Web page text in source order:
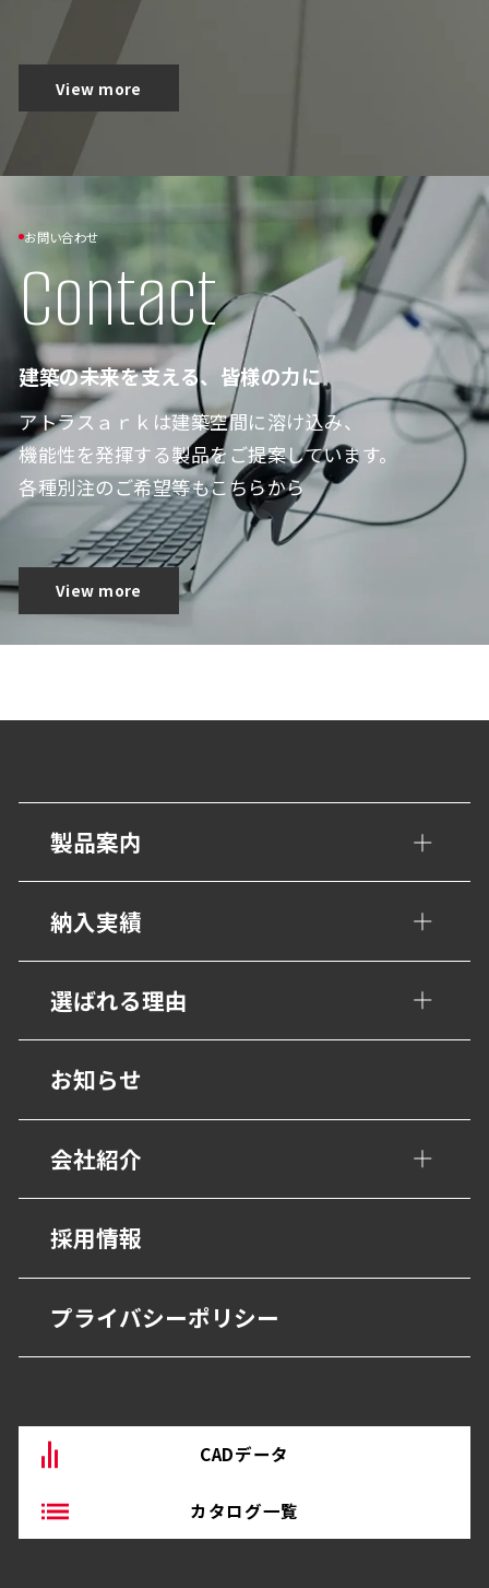
View more
お問い合わせ
Contact
建築の未来を支える、皆様の力に
アトラスａｒｋは建築空間に溶け込み、
機能性を発揮する製品をご提案しています。
各種別注のご希望等もこちらから
View more
製品案内
手すり・壁面ガード
トイレ/介護補助手すり
衝撃吸収材・保護材
階段ノンスリップ
歩行用誘導鋲・点字鋲
避難・誘導
グレーチング・側溝
抗菌・抗ウイルス技術
BEP・ステンレス仕上げ
納入実績
公共・文化施設
学校・教育施設
幼保・子育て施設
医療施設
福祉・高齢者施設
宿泊・観光施設
商業・オフィス施設
物流・産業施設
選ばれる理由
設計事務所の皆様へ
お知らせ
会社紹介
会社概要
営業所
沿革
採用情報
プライバシーポリシー
CADデータ
カタログ一覧